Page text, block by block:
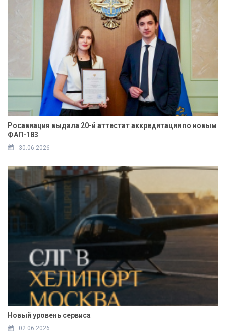
Росавиация выдала 20-й аттестат аккредитации по новым
ФАП-183
30.06.2026
Новый уровень сервиса
02.06.2026